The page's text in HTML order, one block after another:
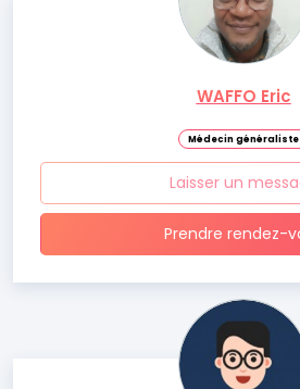
WAFFO Eric
Médecin généraliste
Laisser un
Prendre rendez-